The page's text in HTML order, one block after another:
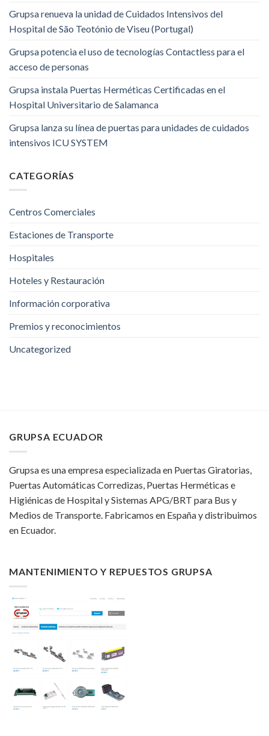
Grupsa renueva la unidad de Cuidados Intensivos del
Hospital de São Teotónio de Viseu (Portugal)
Grupsa potencia el uso de tecnologías Contactless para el
acceso de personas
Grupsa instala Puertas Herméticas Certificadas en el
Hospital Universitario de Salamanca
Grupsa lanza su línea de puertas para unidades de cuidados
intensivos ICU SYSTEM
CATEGORÍAS
Centros Comerciales
Estaciones de Transporte
Hospitales
Hoteles y Restauración
Información corporativa
Premios y reconocimientos
Uncategorized
GRUPSA ECUADOR
Grupsa es una empresa especializada en Puertas Giratorias,
Puertas Automáticas Corredizas, Puertas Herméticas e
Higiénicas de Hospital y Sistemas APG/BRT para Bus y
Medios de Transporte. Fabricamos en España y distribuimos
en Ecuador.
MANTENIMIENTO Y REPUESTOS GRUPSA